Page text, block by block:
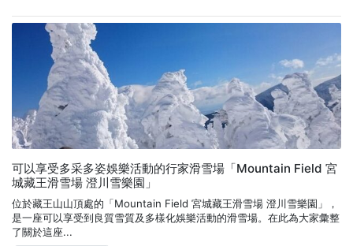
可以享受多采多姿娛樂活動的行家滑雪場「Mountain Field 宮
城藏王滑雪場 澄川雪樂園」
位於藏王山山頂處的「Mountain Field 宮城藏王滑雪場 澄川雪樂園」，
是一座可以享受到良質雪質及多樣化娛樂活動的滑雪場。在此為大家彙整
了關於這座...